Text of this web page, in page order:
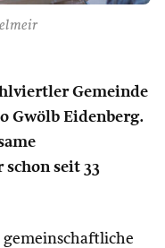
Gemeinde
Gwölb Eidenberg.
seit 33
gemeinschaftliche